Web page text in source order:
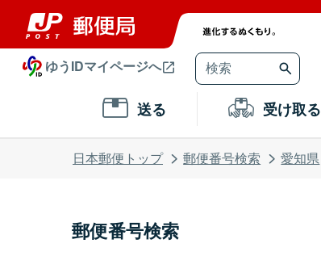
ゆうIDマイページへ
送る 受け取る
日本郵便トップ 郵便番号検索 愛知県
郵便番号検索